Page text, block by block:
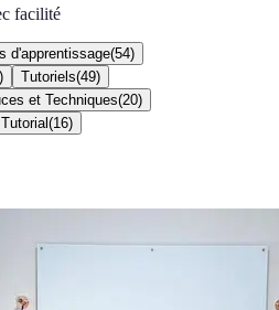
facilité
d'apprentissage(54)
) Tutoriels(49)
et Techniques(20)
Tutorial (16)